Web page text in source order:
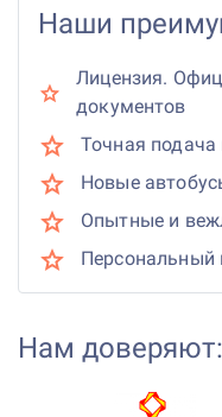
Наши
Лицензия.
документов
Точная подача
Новые
Опытные и
Персональный
Нам доверяют: